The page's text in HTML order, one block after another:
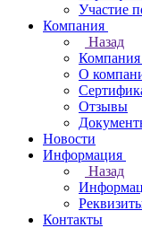
Участие
Компания
Назад
Компания
О
Отзывы
Новости
Информация
Назад
Контакты